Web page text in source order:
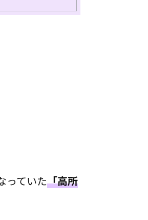
っていた「高所